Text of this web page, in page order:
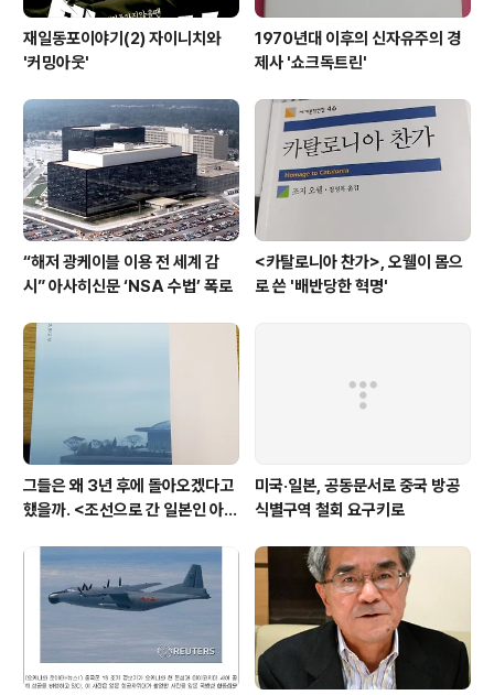
재일동포이야기(2) 자이니치와
'커밍아웃'
1970년대 이후의 신자유주의 경
제사 '쇼크독트린'
“해저 광케이블 이용 전 세계 감
시” 아사히신문 ‘NSA 수법’ 폭로
<카탈로니아 찬가>, 오웰이 몸으
로 쓴 '배반당한 혁명'
그들은 왜 3년 후에 돌아오겠다고
했을까. <조선으로 간 일본인 아내
미국·일본, 공동문서로 중국 방공